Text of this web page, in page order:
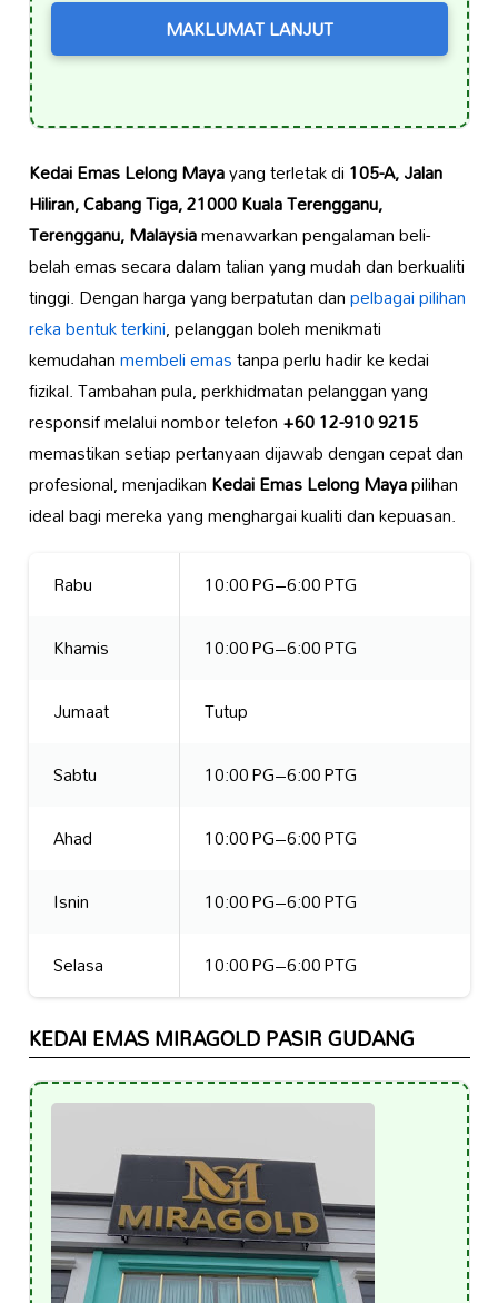
MAKLUMAT LANJUT
Kedai Emas Lelong Mayayang terletak di105-A, Jalan
Hiliran, Cabang Tiga, 21000 Kuala Terengganu,
Terengganu, Malaysiamenawarkan pengalaman beli-
belah emas secara dalam talian yang mudah dan berkualiti
tinggi. Dengan harga yang berpatutan danpelbagai pilihan
reka bentuk terkini, pelanggan boleh menikmati
kemudahanmembeli emastanpa perlu hadir ke kedai
fizikal. Tambahan pula, perkhidmatan pelanggan yang
responsif melalui nombor telefon+60 12-910 9215
memastikan setiap pertanyaan dijawab dengan cepat dan
profesional, menjadikanKedai Emas Lelong Mayapilihan
ideal bagi mereka yang menghargai kualiti dan kepuasan.
Rabu
10:00 PG–6:00 PTG
Khamis
10:00 PG–6:00 PTG
Jumaat
Tutup
Sabtu
10:00 PG–6:00 PTG
Ahad
10:00 PG–6:00 PTG
Isnin
10:00 PG–6:00 PTG
Selasa
10:00 PG–6:00 PTG
KEDAI EMAS MIRAGOLD PASIR GUDANG